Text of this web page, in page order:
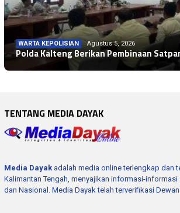
WARTA KEPOLISIAN Agustus 5, 2026
Polda Kalteng Berikan Pembinaan
TENTANG MEDIA DAYAK
Media Dayak adalah media online terlengkap dan
Kalimantan Tengah, menyajikan informasi-informasi
dan Nasional. Media Dayak telah terverifikasi Dewan